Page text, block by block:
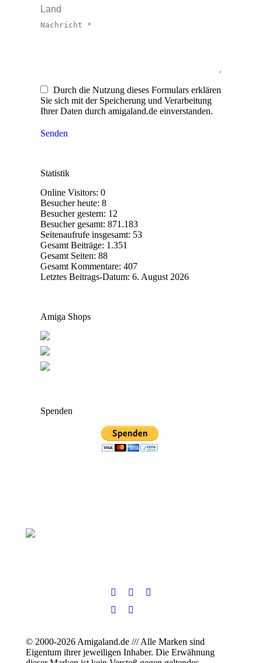
Land
Nachricht *
Durch die Nutzung dieses Formulars erklären
Sie sich mit der Speicherung und Verarbeitung
Ihrer Daten durch amigaland.de einverstanden.
Senden
Statistik
Online Visitors: 0
Besucher heute: 8
Besucher gestern: 12
Besucher gesamt: 871.183
Seitenaufrufe insgesamt: 53
Gesamt Beiträge: 1.351
Gesamt Seiten: 88
Gesamt Kommentare: 407
Letztes Beitrags-Datum: 6. August 2026
Amiga Shops
Spenden
© 2000-2026 Amigaland.de /// Alle Marken sind
Eigentum ihrer jeweiligen Inhaber. Die Erwähnung